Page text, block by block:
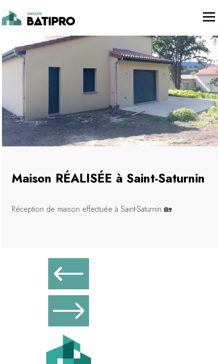
Maison RÉALISÉE à Saint-Saturnin
Réception de maison effectuée à Saint-Saturnin 🏡